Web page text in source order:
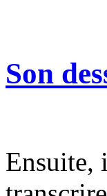
Son
Ensuite,